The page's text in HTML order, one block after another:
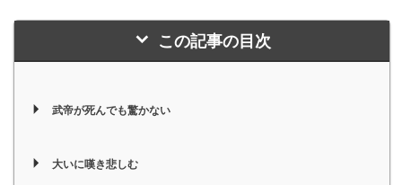
この記事の目次
武帝が死んでも驚かない
大いに嘆き悲しむ